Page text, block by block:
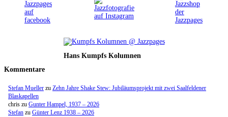
Hans Kumpfs Kolumnen
Kommentare
Stefan Mueller zu Zehn Jahre Shake Stew: Jubiläumsprojekt mit zwei Saalfeldener
Blaskapellen
chris zu Gunter Hampel, 1937 – 2026
Stefan zu Günter Lenz 1938 – 2026